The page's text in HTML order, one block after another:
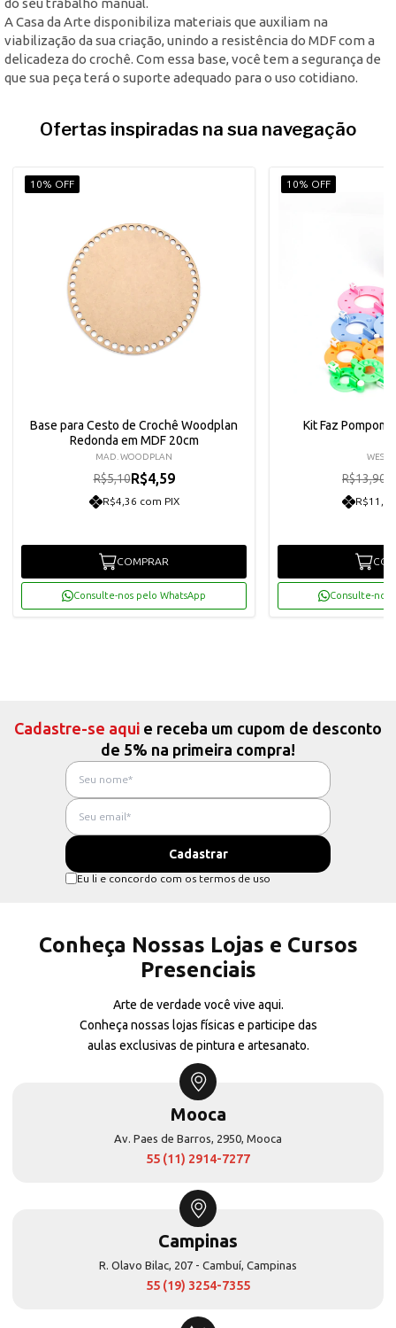
A Casa da Arte disponibiliza materiais que auxiliam na
viabilização da sua criação, unindo a resistência do MDF com a
delicadeza do crochê. Com essa base, você tem a segurança de
que sua peça terá o suporte adequado para o uso cotidiano.
Ofertas inspiradas na sua navegação
10% OFF
Base para Cesto de Crochê Woodplan
Redonda em MDF 20cm
MAD. WOODPLAN
R$5,10R$4,59
R$4,36 com PIX
COMPRAR
Consulte-nos pelo WhatsApp
10% OFF
Kit Faz Pompom
R$13,90
Consulte-nos
Cadastre-se aqui e receba um cupom de desconto
de 5% na primeira compra!
Eu li e concordo com os termos de uso
Conheça Nossas Lojas e Cursos
Presenciais
Arte de verdade você vive aqui.
Conheça nossas lojas físicas e participe das
aulas exclusivas de pintura e artesanato.
Mooca
Av. Paes de Barros, 2950, Mooca
55 (11) 2914-7277
Campinas
R. Olavo Bilac, 207 - Cambuí, Campinas
55 (19) 3254-7355